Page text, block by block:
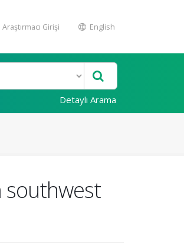
Araştırmacı Girişi English
Detaylı Arama
southwest